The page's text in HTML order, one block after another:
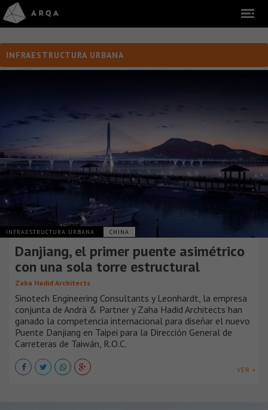
INFRAESTRUCTURA URBANA
INFRAESTRUCTURA URBANA CHINA
Danjiang, el primer puente asimétrico
con una sola torre estructural
Zaha Hadid Architects
Sinotech Engineering Consultants y Leonhardt, la empresa
conjunta de Andrä & Partner y Zaha Hadid Architects han
ganado la competencia internacional para diseñar el nuevo
Puente Danjiang en Taipei para la Dirección General de
Carreteras de Taiwán, R.O.C.
VER +